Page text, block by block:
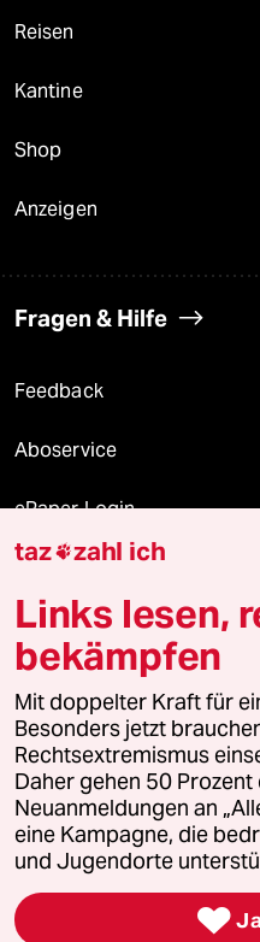
Reisen
Kantine
Shop
Anzeigen
Fragen & Hilfe
Feedback
Aboservice
ePaper Login
Downloads für
© 2026 taz Verlags und
Alle Rechte vorbehalten. Bei
wenden Sie sich bitte an
Feedback
Leitlinie Informant
Seitenwende
taz zahl ich
Links lesen,
bekämpfen
Mit doppelter Kraft für
Besonders jetzt
Rechtsextremismus
Daher gehen 50
Neuanmeldungen an
eine Kampagne, die
und Jugendorte
